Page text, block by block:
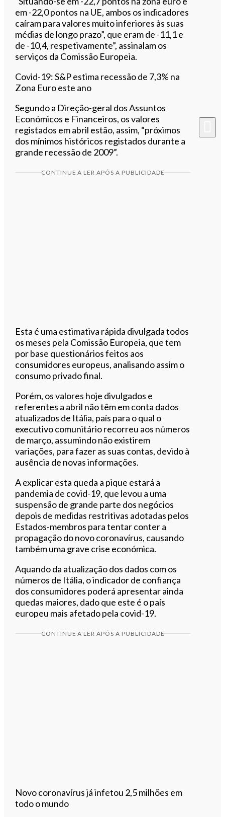
em -22,0 pontos na UE, ambos os indicadores
caíram para valores muito inferiores às suas
médias de longo prazo”, que eram de -11,1 e
de -10,4, respetivamente”, assinalam os
serviços da Comissão Europeia.
Covid-19: S&P estima recessão de 7,3% na
Zona Euro este ano
Segundo a Direção-geral dos Assuntos
Económicos e Financeiros, os valores
registados em abril estão, assim, “próximos
dos mínimos históricos registados durante a
grande recessão de 2009”.
CONTINUE A LER APÓS A PUBLICIDADE
Esta é uma estimativa rápida divulgada todos
os meses pela Comissão Europeia, que tem
por base questionários feitos aos
consumidores europeus, analisando assim o
consumo privado final.
Porém, os valores hoje divulgados e
referentes a abril não têm em conta dados
atualizados de Itália, país para o qual o
executivo comunitário recorreu aos números
de março, assumindo não existirem
variações, para fazer as suas contas, devido à
ausência de novas informações.
A explicar esta queda a pique estará a
pandemia de covid-19, que levou a uma
suspensão de grande parte dos negócios
depois de medidas restritivas adotadas pelos
Estados-membros para tentar conter a
propagação do novo coronavírus, causando
também uma grave crise económica.
Aquando da atualização dos dados com os
números de Itália, o indicador de confiança
dos consumidores poderá apresentar ainda
quedas maiores, dado que este é o país
europeu mais afetado pela covid-19.
CONTINUE A LER APÓS A PUBLICIDADE
Novo coronavírus já infetou 2,5 milhões em
todo o mundo